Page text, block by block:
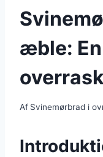
æble:
Af Svinemørbrad i